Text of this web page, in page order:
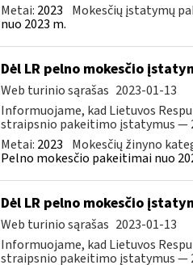
Metai: 2023 Mokesčių įstatymų
nuo 2023 m.
Dėl LR pelno mokesčio
Web turinio sąrašas 2023-01-13
Informuojame, kad Lietuvos
straipsnio pakeitimo įstatymus —
Metai: 2023 Mokesčių žinyno
Pelno mokesčio pakeitimai nuo
Dėl LR pelno mokesčio
Web turinio sąrašas 2023-01-13
Informuojame, kad Lietuvos
straipsnio pakeitimo įstatymus —